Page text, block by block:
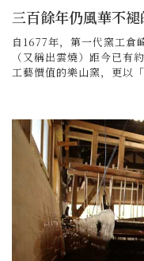
三百餘年仍風華不
自1677年，第一代窯工倉
（又稱出雲燒）距今已有
工藝價值的樂山窯，更以